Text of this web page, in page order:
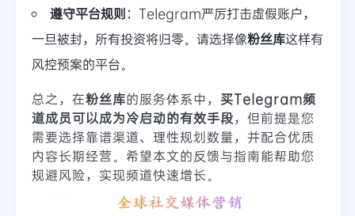
遵守平台规则：Telegram严厉打击虚假账户，
一旦被封，所有投资将归零。请选择像粉丝库这样有
风控预案的平台。
总之，在粉丝库的服务体系中， 买Telegram频
道成员可以成为冷启动的有效手段，但前提是您
需要选择靠谱渠道、理性规划数量，并配合优质
内容长期经营。希望本文的反馈与指南能帮助您
规避风险，实现频道快速增长。